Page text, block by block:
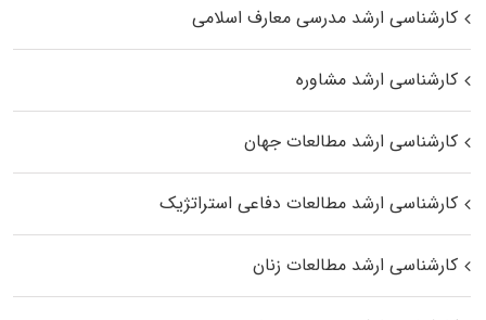
کارشناسی ارشد مدرسی معارف اسلامی
کارشناسی ارشد مشاوره
کارشناسی ارشد مطالعات جهان
کارشناسی ارشد مطالعات دفاعی استراتژیک
کارشناسی ارشد مطالعات زنان